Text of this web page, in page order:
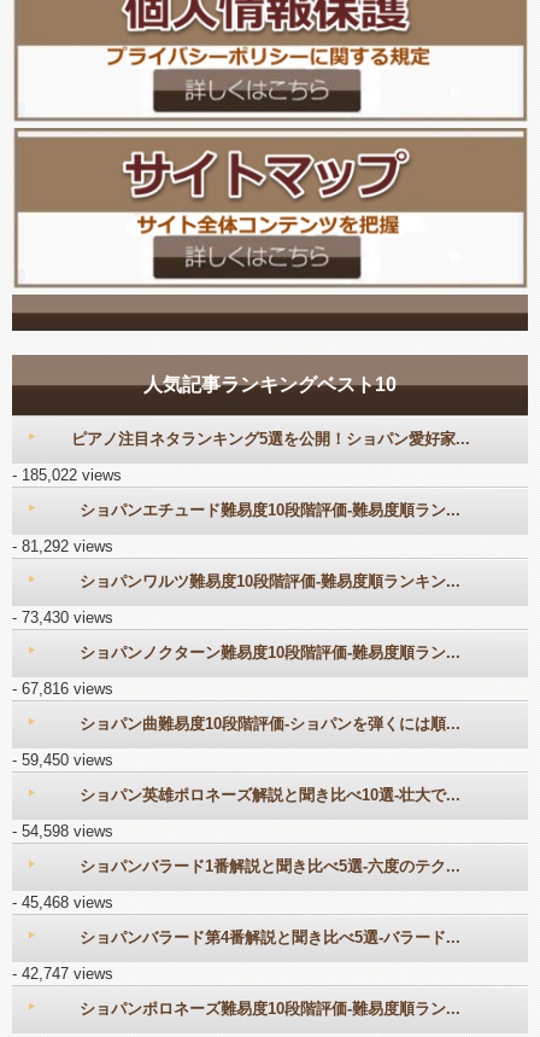
人気記事ランキングベスト10
ピアノ注目ネタランキング5選を公開！ショパン愛好家...
- 185,022 views
ショパンエチュード難易度10段階評価-難易度順ラン...
- 81,292 views
ショパンワルツ難易度10段階評価-難易度順ランキン...
- 73,430 views
ショパンノクターン難易度10段階評価-難易度順ラン...
- 67,816 views
ショパン曲難易度10段階評価-ショパンを弾くには順...
- 59,450 views
ショパン英雄ポロネーズ解説と聞き比べ10選-壮大で...
- 54,598 views
ショパンバラード1番解説と聞き比べ5選-六度のテク...
- 45,468 views
ショパンバラード第4番解説と聞き比べ5選-バラード...
- 42,747 views
ショパンポロネーズ難易度10段階評価-難易度順ラン...